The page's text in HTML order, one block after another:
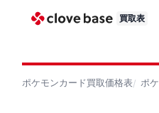
買取表
ポケモンカード買取価格表 ポ